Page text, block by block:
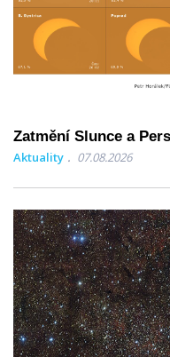
Zatmění Slunce a
Aktuality 07.08.2026